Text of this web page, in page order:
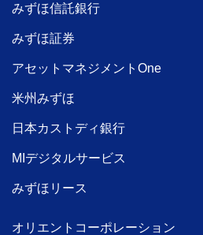
みずほ信託銀行
みずほ証券
アセットマネジメントOne
米州みずほ
日本カストディ銀行
MIデジタルサービス
みずほリース
オリエントコーポレーション